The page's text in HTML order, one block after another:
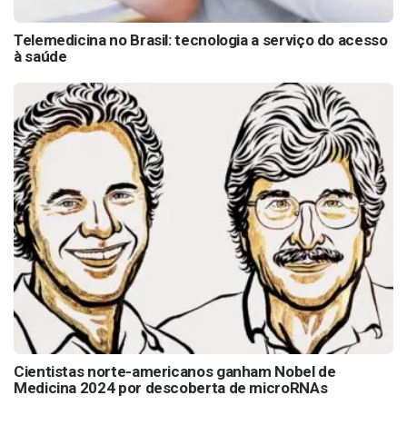
Telemedicina no Brasil: tecnologia a serviço do acesso
à saúde
Cientistas norte-americanos ganham Nobel de
Medicina 2024 por descoberta de microRNAs